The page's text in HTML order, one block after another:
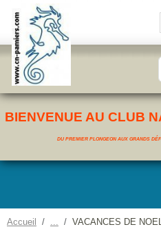
BIENVENUE AU CLUB
DU PREMIER PLONGEON AUX GRANDS
Accueil VACANCES DE
Panneau de gestion des cookies